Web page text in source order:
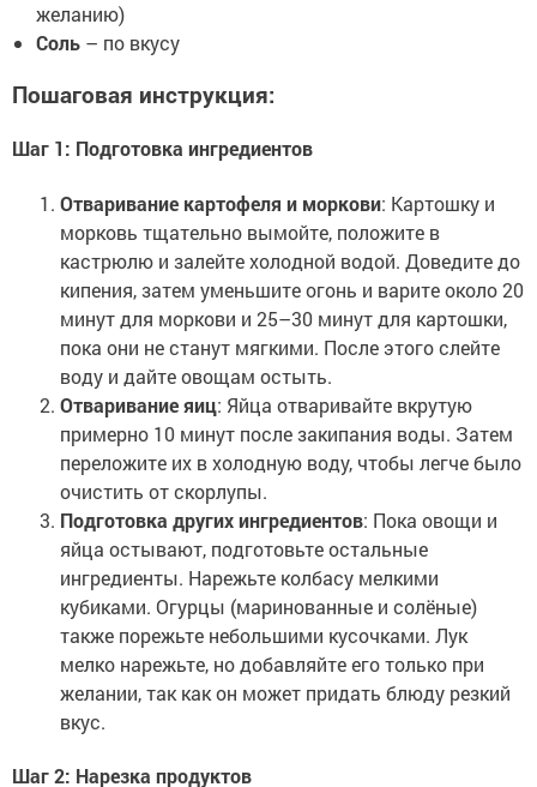
желанию)
Соль – по вкусу
Пошаговая инструкция:
Шаг 1: Подготовка ингредиентов
Отваривание картофеля и моркови: Картошку и
морковь тщательно вымойте, положите в
кастрюлю и залейте холодной водой. Доведите до
кипения, затем уменьшите огонь и варите около 20
минут для моркови и 25–30 минут для картошки,
пока они не станут мягкими. После этого слейте
воду и дайте овощам остыть.
Отваривание яиц: Яйца отваривайте вкрутую
примерно 10 минут после закипания воды. Затем
переложите их в холодную воду, чтобы легче было
очистить от скорлупы.
Подготовка других ингредиентов: Пока овощи и
яйца остывают, подготовьте остальные
ингредиенты. Нарежьте колбасу мелкими
кубиками. Огурцы (маринованные и солёные)
также порежьте небольшими кусочками. Лук
мелко нарежьте, но добавляйте его только при
желании, так как он может придать блюду резкий
вкус.
Шаг 2: Нарезка продуктов